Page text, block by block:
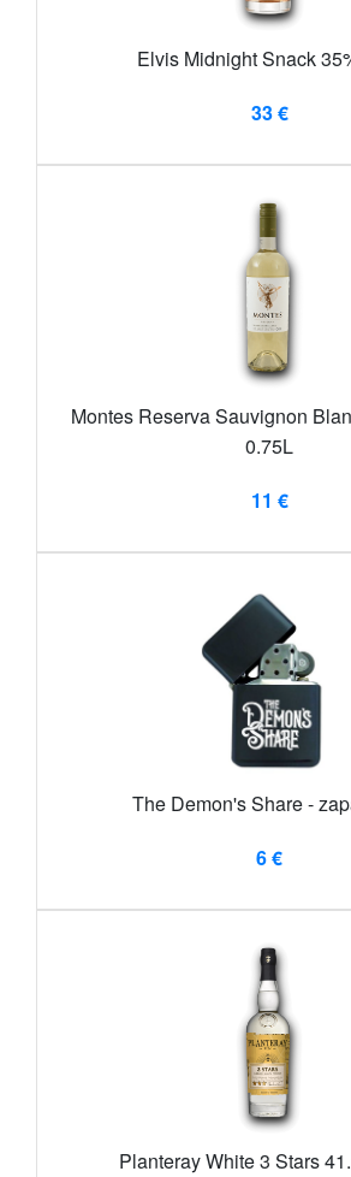
Elvis Midnight Snack
33 €
Montes Reserva Sauvignon
0.75L
11 €
The Demon's Share -
6 €
Planteray White 3 Stars